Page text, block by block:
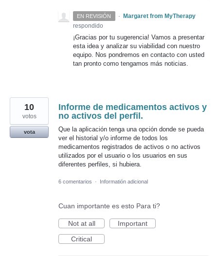
EN REVISIÓN ·
Margaret from MyTherapy
respondido
¡Gracias por tu sugerencia! Vamos a presentar
esta idea y analizar su viabilidad con nuestro
equipo. Nos pondremos en contacto con usted
tan pronto como tengamos más noticias.
Informe de medicamentos activos y
no activos del perfil.
Que la aplicación tenga una opción donde se pueda
ver el historial y/o informe de todos los
medicamentos registrados de activos o no activos
utilizados por el usuario o los usuarios en sus
diferentes perfiles, si hubiera.
10
votos
vota
6 comentarios · Informatión adicional
Cuan importante es esto Para ti?
Not at all
Important
Critical